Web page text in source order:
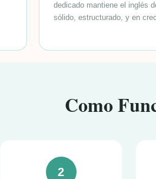
dedicado mantiene el inglés
sólido, estructurado, y en
Como
2